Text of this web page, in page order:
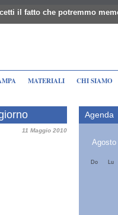
il fatto che potremmo
MATERIALI CHI SIAMO
11 Maggio 2010
Agenda
Do Lu